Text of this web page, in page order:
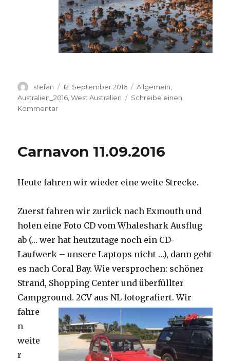
Autor
stefan
Veröffentlicht
am
12. September 2016 Kategorien
Allgemein
Australien_2016 ,West Australien
Schreibe einen
Kommentarzu
Carnavon 11.09.2016
Heute fahren wir wieder eine weite Strecke.
Zuerst fahren wir zurück nach Exmouth und
holen eine Foto CD vom Whaleshark Ausflug
ab (… wer hat heutzutage noch ein CD-
Laufwerk – unsere Laptops nicht …), dann geht
es nach Coral Bay. Wie versprochen: schöner
Strand, Shopping Center und überfüllter
Campground.2CV aus NL fotografiert. Wir
fahre
n
weite
r